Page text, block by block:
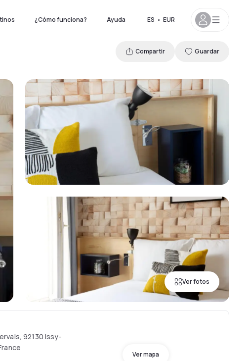
¿Cómo funciona? Ayuda ES • EUR
Ver fotos
Compartir Guardar
92130 Issy-
Ver mapa